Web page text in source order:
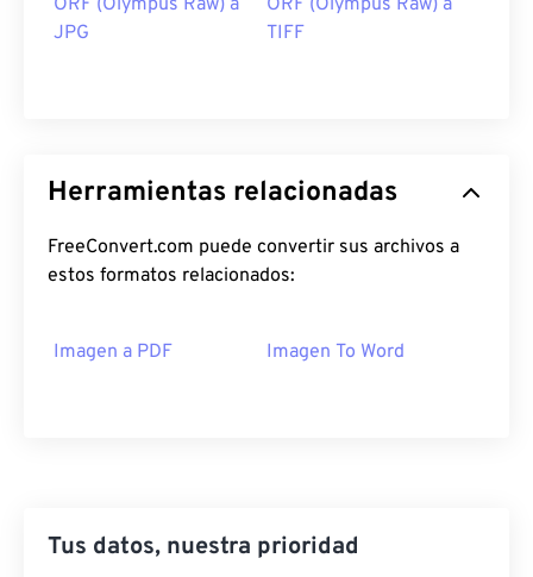
ORF (Olympus Raw) a
JPG
ORF (Olympus Raw) a
TIFF
Herramientas relacionadas
FreeConvert.com puede convertir sus archivos a
estos formatos relacionados:
Imagen a PDF Imagen To Word
Tus datos, nuestra prioridad